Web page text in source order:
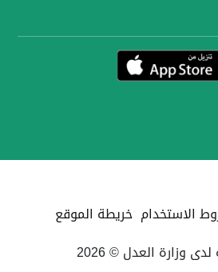
الاستخدام خريطة الموقع
وزارة العدل © 2026